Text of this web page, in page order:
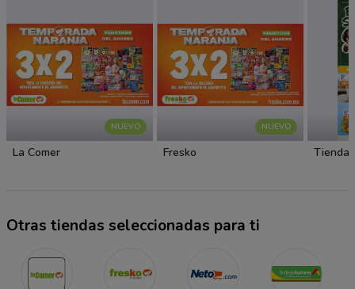
NUEVO
La Comer
NUEVO
Fresko
Otras tiendas seleccionadas para ti